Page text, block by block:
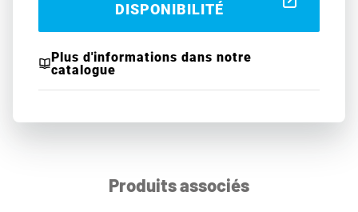
DISPONIBILITÉ
Plus d'informations dans notre
catalogue
Produits associés